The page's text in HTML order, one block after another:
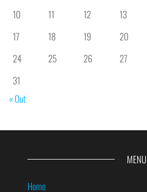
10
11 12 13
17
18 19 20
24
25 26 27
31
« Out
MENU
Home